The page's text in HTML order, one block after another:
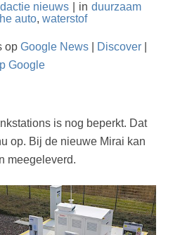
nieuws in duurzaam
auto, waterstof
op Google News| Discover|
Google
is nog beperkt. Dat
op. Bij de nieuwe Mirai kan
meegeleverd.